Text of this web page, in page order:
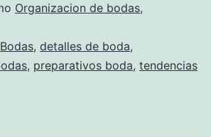
Organizacion de bodas,
Bodas, detalles de boda,
, preparativos boda, tendencias